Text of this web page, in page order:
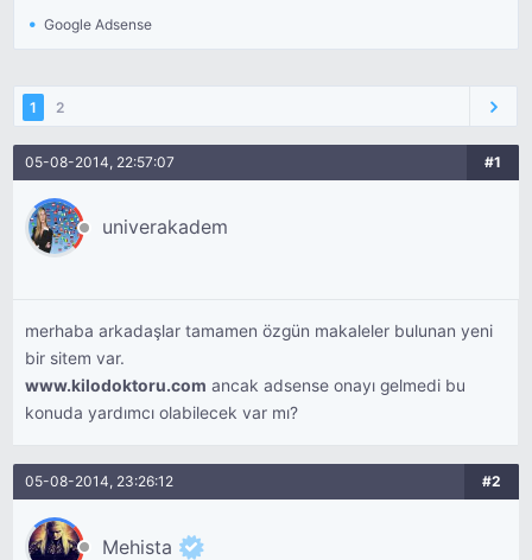
Google Adsense
1 2
05-08-2014, 22:57:07 #1
univerakadem
merhaba arkadaşlar tamamen özgün makaleler bulunan yeni
bir sitem var.
www.kilodoktoru.com ancak adsense onayı gelmedi bu
konuda yardımcı olabilecek var mı?
05-08-2014, 23:26:12 #2
Mehista